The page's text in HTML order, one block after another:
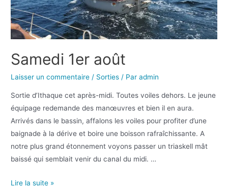
Samedi 1er août
Laisser un commentaire / Sorties / Paradmin
Sortie d’Ithaque cet après-midi. Toutes voiles dehors. Le jeune
équipage redemande des manœuvres et bien il en aura.
Arrivés dans le bassin, affalons les voiles pour profiter d’une
baignade à la dérive et boire une boisson rafraîchissante. A
notre plus grand étonnement voyons passer un triaskell mât
baissé qui semblait venir du canal du midi. …
Lire la suite »